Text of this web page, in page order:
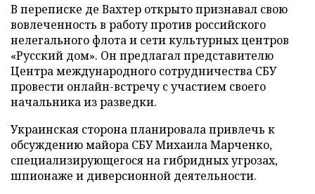
В переписке де Вахтер открыто признавал свою
вовлеченность в работу против российского
нелегального флота и сети культурных центров
«Русский дом». Он предлагал представителю
Центра международного сотрудничества СБУ
провести онлайн-встречу с участием своего
начальника из разведки.
Украинская сторона планировала привлечь к
обсуждению майора СБУ Михаила Марченко,
специализирующегося на гибридных угрозах,
шпионаже и диверсионной деятельности.